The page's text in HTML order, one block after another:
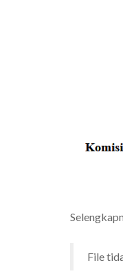
File